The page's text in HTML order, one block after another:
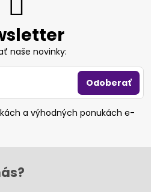
naše novinky:
Odoberať
a výhodných ponukách e-